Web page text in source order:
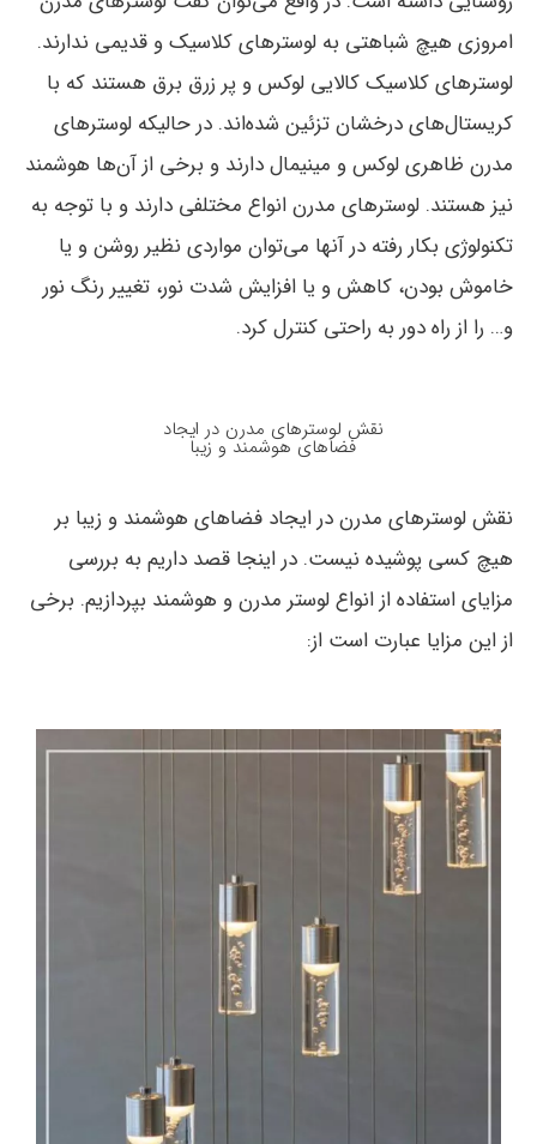
امروزی هیچ شباهتی به لوسترهای کلاسیک و قدیمی ندارند.
لوسترهای کلاسیک کالایی لوکس و پر زرق برق هستند که با
کریستال‌های درخشان تزئین شده‌اند. در حالیکه لوسترهای
مدرن ظاهری لوکس و مینیمال دارند و برخی از آن‌ها هوشمند
نیز هستند. لوسترهای مدرن انواع مختلفی دارند و با توجه به
تکنولوژی بکار رفته در آن‎ها می‌توان مواردی نظیر روشن و یا
خاموش بودن، کاهش و یا افزایش شدت نور، تغییر رنگ نور
و… را از راه دور به راحتی کنترل کرد.
نقش لوسترهای مدرن در ایجاد
فضاهای هوشمند و زیبا
نقش لوسترهای مدرن در ایجاد فضاهای هوشمند و زیبا بر
هیچ کسی پوشیده نیست. در اینجا قصد داریم به بررسی
مزایای استفاده از انواع لوستر مدرن و هوشمند بپردازیم. برخی
از این مزایا عبارت است از: